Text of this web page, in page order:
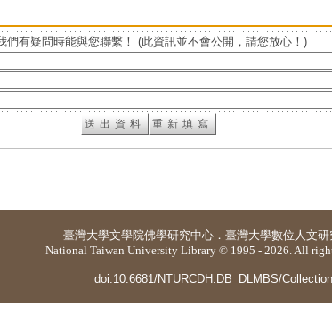
們有疑問時能與您聯繫！ (此資訊並不會公開，請您放心！)
臺灣大學文學院佛學研究中心 ． 臺灣大學數位人文研
National Taiwan University Library © 1995 - 2026. All
doi:10.6681/NTURCDH.DB_DLMBS/Collection